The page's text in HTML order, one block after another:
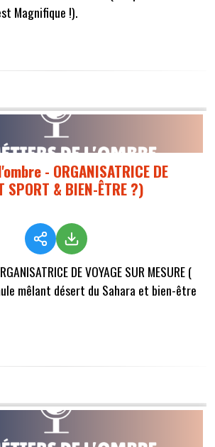
Magnifique !).
- ORGANISATRICE DE
SPORT & BIEN-ÊTRE ?)
DE VOYAGE SUR MESURE (
mêlant désert du Sahara et bien-être